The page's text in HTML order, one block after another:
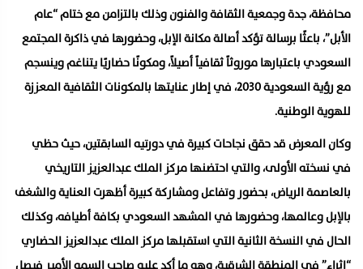
محافظة، جدة وجمعية الثقافة والفنون وذلك بالتزامن مع ختام “عام
الأبل”، باعثًا برسالة تؤكد أصالة مكانة الإبل، وحضورها في ذاكرة المجتمع
السعودي باعتبارها موروثاً ثقافياً أصيلاً، ومكونًا حضاريًا يتناغم وينسجم
مع رؤية السعودية 2030، في إطار عنايتها بالمكونات الثقافية المعززة
للهوية الوطنية.
وكان المعرض قد حقق نجاحات كبيرة في دورتيه السابقتين، حيث حظي
في نسخته الأولى، والتي احتضنها مركز الملك عبدالعزيز التاريخي
بالعاصمة الرياض، بحضور وتفاعل ومشاركة كبيرة أظهرت العناية والشغف
بالإبل وعالمها، وحضورها في المشهد السعودي بكافة أطيافه، وكذلك
الحال في النسخة الثانية التي استقبلها مركز الملك عبدالعزيز الحضاري
“إثراء” في المنطقة الشرقية، وهو ما أكد عليه صاحب السمو الأمير فيصل